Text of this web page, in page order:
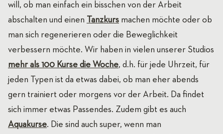
will, ob man einfach ein bisschen von der Arbeit
abschalten und einen Tanzkurs machen möchte oder ob
man sich regenerieren oder die Beweglichkeit
verbessern möchte. Wir haben in vielen unserer Studios
mehr als 100 Kurse die Woche, d.h. für jede Uhrzeit, für
jeden Typen ist da etwas dabei, ob man eher abends
gern trainiert oder morgens vor der Arbeit. Da findet
sich immer etwas Passendes. Zudem gibt es auch
Aquakurse. Die sind auch super, wenn man